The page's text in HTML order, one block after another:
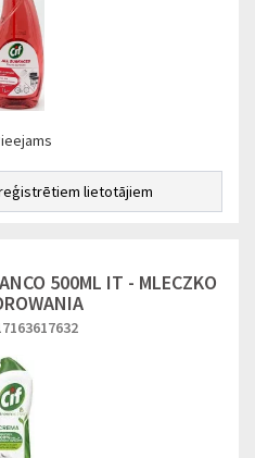
lietotājiem
500ML IT - MLECZKO